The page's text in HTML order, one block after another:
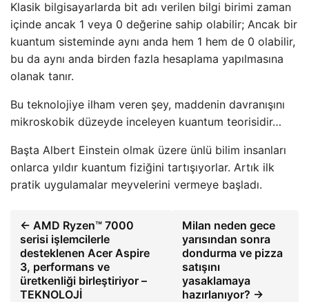
Klasik bilgisayarlarda bit adı verilen bilgi birimi zaman
içinde ancak 1 veya 0 değerine sahip olabilir; Ancak bir
kuantum sisteminde aynı anda hem 1 hem de 0 olabilir,
bu da aynı anda birden fazla hesaplama yapılmasına
olanak tanır.
Bu teknolojiye ilham veren şey, maddenin davranışını
mikroskobik düzeyde inceleyen kuantum teorisidir…
Başta Albert Einstein olmak üzere ünlü bilim insanları
onlarca yıldır kuantum fiziğini tartışıyorlar. Artık ilk
pratik uygulamalar meyvelerini vermeye başladı.
← AMD Ryzen™ 7000
serisi işlemcilerle
desteklenen Acer Aspire
3, performans ve
üretkenliği birleştiriyor –
TEKNOLOJİ
Milan neden gece
yarısından sonra
dondurma ve pizza
satışını
yasaklamaya
hazırlanıyor? →